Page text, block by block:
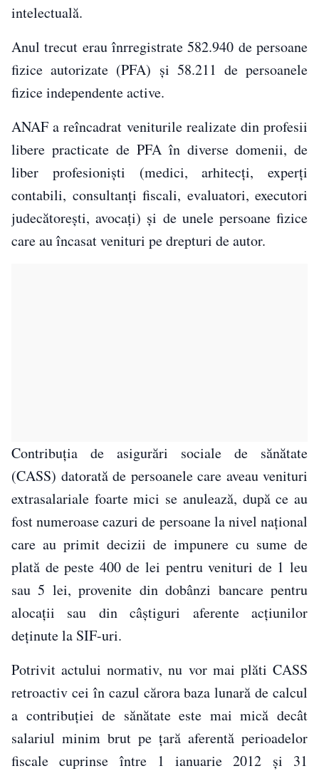
intelectuală.
Anul trecut erau înrregistrate 582.940 de persoane
fizice autorizate (PFA) şi 58.211 de persoanele
fizice independente active.
ANAF a reîncadrat veniturile realizate din profesii
libere practicate de PFA în diverse domenii, de
liber profesionişti (medici, arhitecţi, experţi
contabili, consultanţi fiscali, evaluatori, executori
judecătoreşti, avocaţi) şi de unele persoane fizice
care au încasat venituri pe drepturi de autor.
Contribuţia de asigurări sociale de sănătate
(CASS) datorată de persoanele care aveau venituri
extrasalariale foarte mici se anulează, după ce au
fost numeroase cazuri de persoane la nivel naţional
care au primit decizii de impunere cu sume de
plată de peste 400 de lei pentru venituri de 1 leu
sau 5 lei, provenite din dobânzi bancare pentru
alocaţii sau din câştiguri aferente acţiunilor
deţinute la SIF-uri.
Potrivit actului normativ, nu vor mai plăti CASS
retroactiv cei în cazul cărora baza lunară de calcul
a contribuţiei de sănătate este mai mică decât
salariul minim brut pe ţară aferentă perioadelor
fiscale cuprinse între 1 ianuarie 2012 şi 31